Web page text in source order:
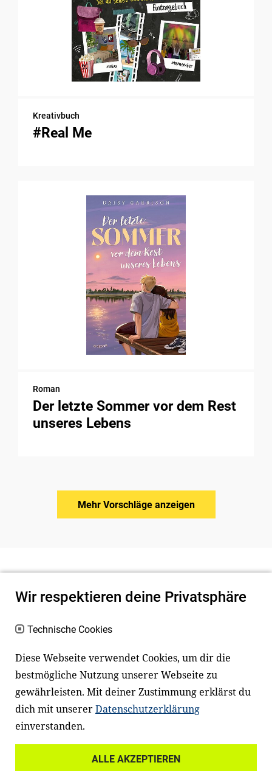
Kreativbuch
#Real Me
Roman
Der letzte Sommer vor dem Rest
unseres Lebens
Mehr Vorschläge anzeigen
Newsletter
Facebook LinkedIn
Wir respektieren deine Privatsphäre
Technische Cookies
Diese Webseite verwendet Cookies, um dir die
bestmögliche Nutzung unserer Webseite zu
gewährleisten. Mit deiner Zustimmung erklärst du
dich mit unsererDatenschutzerklärung
einverstanden.
ALLE AKZEPTIEREN